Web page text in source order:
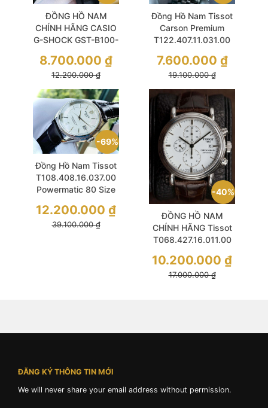
ĐỒNG HỒ NAM
CHÍNH HÃNG CASIO
G-SHOCK GST-B100-
Dial & Silicone Strap
For Men
12.200.000₫
8.700.000 ₫
Đồng Hồ Nam Tissot
Carson Premium
T122.407.11.031.00
40 White Like New
19.100.000₫
7.600.000 ₫
69%
Đồng Hồ Nam Tissot
T108.408.16.037.00
Powermatic 80 Size
Chronometer
39.100.000₫
12.200.000 ₫
40%
ĐỒNG HỒ NAM
CHÍNH HÃNG Tissot
T068.427.16.011.00
Chronograph White
Dial Sapphire Brown
17.000.000₫
10.200.000 ₫
ĐĂNG KÝ THÔNG TIN MỚI
We will never share your email address without permission.